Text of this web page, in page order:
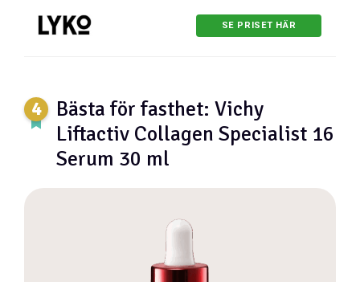
SE PRISET HÄR
Bästa för fasthet: Vichy
Liftactiv Collagen Specialist 16
Serum 30 ml